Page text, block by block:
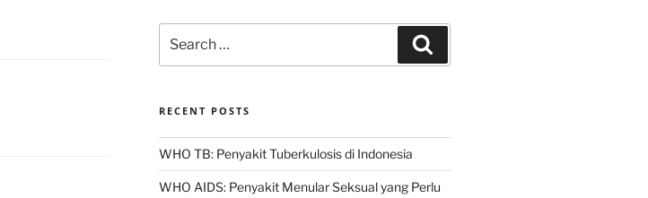
for:
RECENT POSTS
WHO TB: Penyakit Tuberkulosis di Indonesia
WHO AIDS: Penyakit Menular Seksual yang Perlu